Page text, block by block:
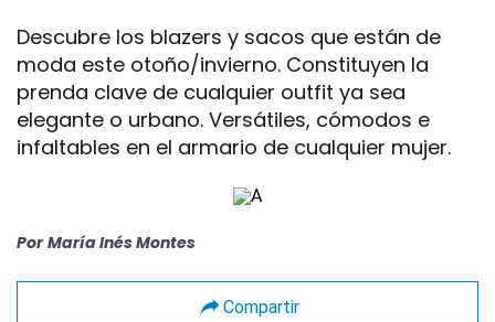
Descubre los blazers y sacos que están de
moda este otoño/invierno. Constituyen la
prenda clave de cualquier outfit ya sea
elegante o urbano. Versátiles, cómodos e
infaltables en el armario de cualquier mujer.
Por María Inés Montes
Compartir